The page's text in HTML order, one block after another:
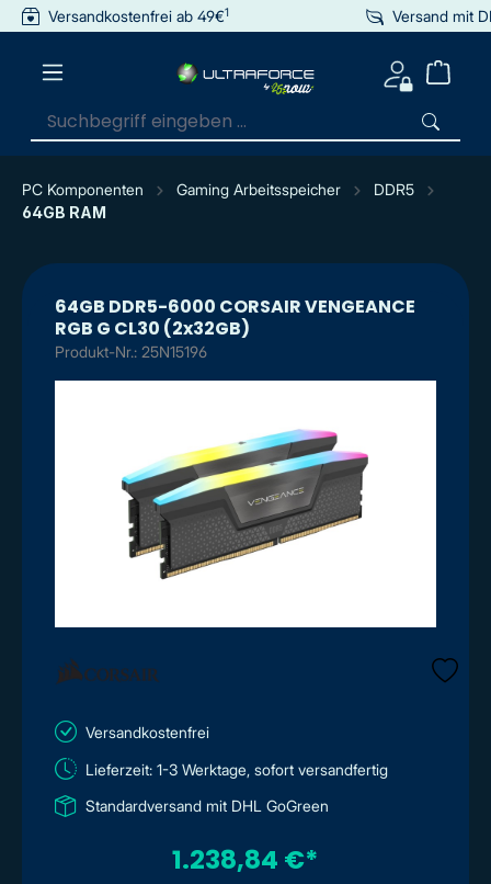
springen
Versandkostenfrei ab 49€1 Versand mit
PC Komponenten Gaming Arbeitsspeicher
DDR5
64GB RAM
64GB DDR5-6000 CORSAIR VENGEANCE
RGB G CL30 (2x32GB)
Produkt-Nr.: 25N15196
Versandkostenfrei
Lieferzeit: 1-3 Werktage, sofort versandfertig
Standardversand mit DHL GoGreen
1.238,84 €*